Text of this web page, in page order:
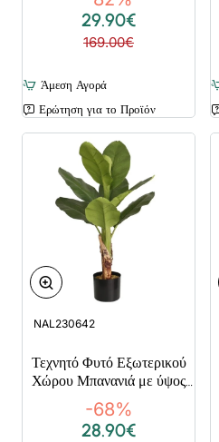
29.90€
169.00€
Άμεση Αγορά
Ερώτηση για το Προϊόν
NAL230642
Τεχνητό Φυτό Εξωτερικού
Χώρου Μπανανιά με ύψος
86cm
-68%
28.90€